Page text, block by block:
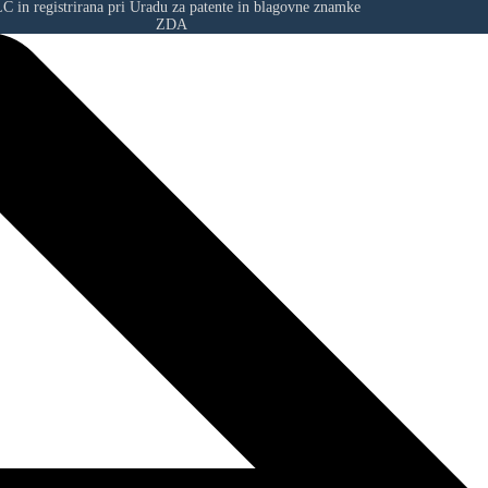
in registrirana pri Uradu za patente in blagovne znamke
ZDA